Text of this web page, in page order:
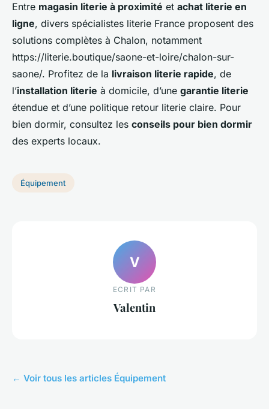
Entre magasin literie à proximité et achat literie en
ligne, divers spécialistes literie France proposent des
solutions complètes à Chalon, notamment
https://literie.boutique/saone-et-loire/chalon-sur-
saone/. Profitez de la livraison literie rapide, de
l’installation literie à domicile, d’une garantie literie
étendue et d’une politique retour literie claire. Pour
bien dormir, consultez les conseils pour bien dormir
des experts locaux.
Équipement
V
ECRIT PAR
Valentin
← Voir tous les articles Équipement